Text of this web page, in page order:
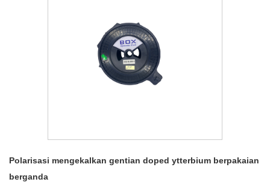
Polarisasi mengekalkan gentian doped ytterbium berpakaian
berganda